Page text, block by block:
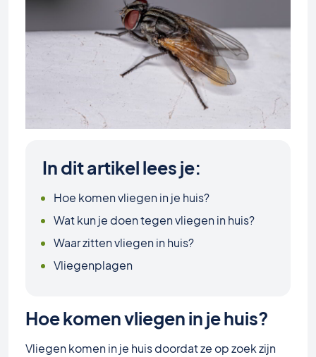
In dit artikel lees je:
Hoe komen vliegen in je huis?
Wat kun je doen tegen vliegen in huis?
Waar zitten vliegen in huis?
Vliegenplagen
Hoe komen vliegen in je huis?
Vliegen komen in je huis doordat ze op zoek zijn